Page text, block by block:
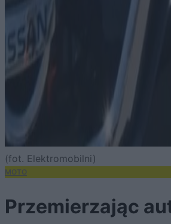
(fot. Elektromobilni)
MOTO
Przemierzając